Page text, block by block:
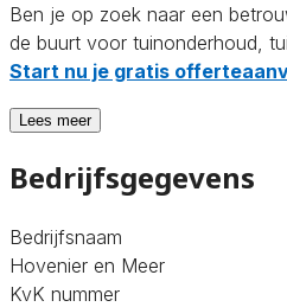
Ben je op zoek naar een
de buurt voor tuinonderhoud,
Start nu je gratis
Lees meer
Bedrijfsgegevens
Bedrijfsnaam
Hovenier en Meer
KvK nummer